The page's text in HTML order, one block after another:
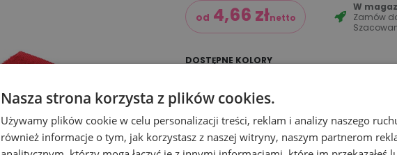
od 4,66 złnetto
W
Zamów
DOSTĘPNE KOLORY
Dodaj do koszyka
Nasza strona korzysta z plików cookies.
Używamy plików cookie w celu personalizacji treści, reklam i analizy naszego
również informacje o tym, jak korzystasz z naszej witryny, naszym partnerom